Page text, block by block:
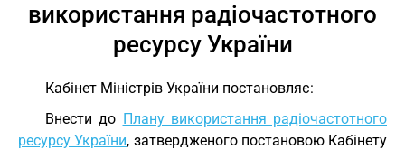
використання радіочастотного
ресурсу України
Кабінет Міністрів України постановляє:
Внести до Плану використання радіочастотного
ресурсу України, затвердженого постановою Кабінету